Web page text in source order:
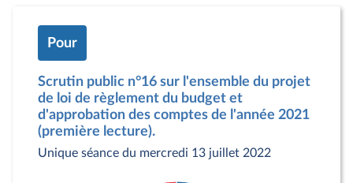
Pour
Scrutin public n°16 sur l'ensemble du projet
de loi de règlement du budget et
d'approbation des comptes de l'année 2021
(première lecture).
Unique séance du mercredi 13 juillet 2022